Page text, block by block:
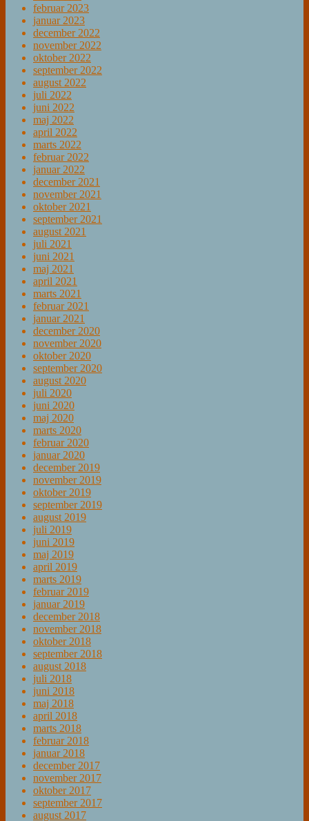
februar 2023
januar 2023
december 2022
november 2022
oktober 2022
september 2022
august 2022
juli 2022
juni 2022
maj 2022
april 2022
marts 2022
februar 2022
januar 2022
december 2021
november 2021
oktober 2021
september 2021
august 2021
juli 2021
juni 2021
maj 2021
april 2021
marts 2021
februar 2021
januar 2021
december 2020
november 2020
oktober 2020
september 2020
august 2020
juli 2020
juni 2020
maj 2020
marts 2020
februar 2020
januar 2020
december 2019
november 2019
oktober 2019
september 2019
august 2019
juli 2019
juni 2019
maj 2019
april 2019
marts 2019
februar 2019
januar 2019
december 2018
november 2018
oktober 2018
september 2018
august 2018
juli 2018
juni 2018
maj 2018
april 2018
marts 2018
februar 2018
januar 2018
december 2017
november 2017
oktober 2017
september 2017
august 2017